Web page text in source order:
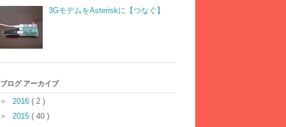
3GモデムをAsteriskに【つなぐ】
ブログ アーカイブ
► 2016 ( 2 )
► 2015 ( 40 )